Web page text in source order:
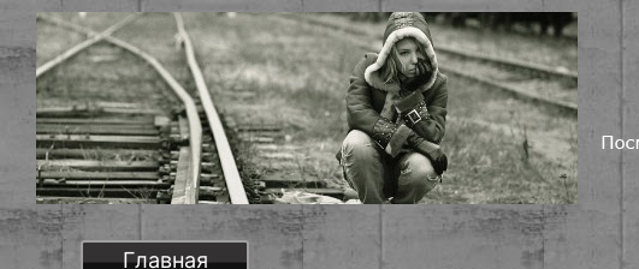
Главная